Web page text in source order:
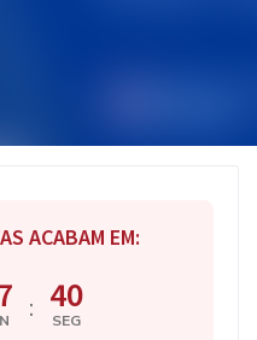
ACABAM EM:
: 39
SEG